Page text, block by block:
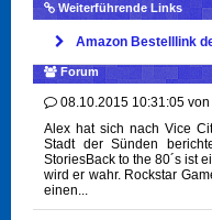
Weiterführende Links
Amazon Bestelllink
Forum
08.10.2015 10:31:05 von
Alex hat sich nach Vice
Stadt der Sünden
StoriesBack to the 80´s ist
wird er wahr. Rockstar
einen...